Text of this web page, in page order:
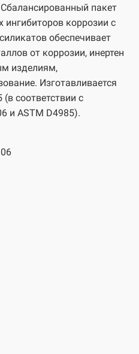
пакет
ингибиторов коррозии с
обеспечивает
от коррозии, инертен
изделиям,
Изготавливается
соответствии с
и ASTM D4985).